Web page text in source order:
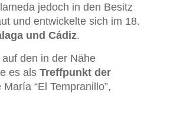
jedoch in den Besitz
und entwickelte sich im 18.
und Cádiz.
den in der Nähe
es als Treffpunkt der
María “El Tempranillo”,